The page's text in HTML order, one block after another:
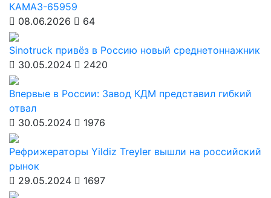
КАМАЗ-65959
08.06.2026
64
Sinotruck привёз в Россию новый среднетоннажник
30.05.2024
2420
Впервые в России: Завод КДМ представил гибкий
отвал
30.05.2024
1976
Рефрижераторы Yildiz Treyler вышли на российский
рынок
29.05.2024
1697